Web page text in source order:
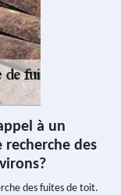
à un
des
des fuites de toit.